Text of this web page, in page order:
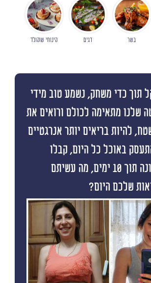
בשר דגים קינוחי שוקולד
תוך כדי משחק, נשמע טוב מידי
שלנו מתאימה לכולם ורואים את
להיות בריאים יותר אנרגטיים
באוכל כל היום, קבלו
תוצאה ראשונה תוך 10 ימים, מה עשיתם
שלכם היום?